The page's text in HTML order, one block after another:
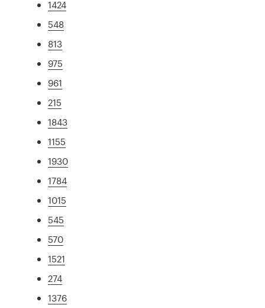
1424
548
813
975
961
215
1843
1155
1930
1784
1015
545
570
1521
274
1376